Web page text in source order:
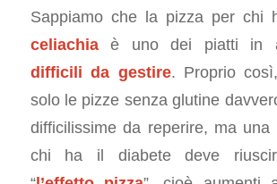
Sappiamo che la pizza per chi
celiachiaè uno dei piatti in
difficili da gestire. Proprio
solo le pizze senza glutine
difficilissime da reperire, ma una
chi ha il diabete deve